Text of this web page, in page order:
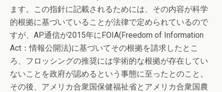
ます。この指針に記載されるためには、その内容が科学
的根拠に基づいていることが法律で定められているので
すが、AP通信が2015年にFOIA(Freedom of Information
Act：情報公開法)に基づいてその根拠を請求したとこ
ろ、フロッシングの推奨には学術的な根拠が存在してい
ないことを政府が認めるという事態に至ったとのこと。
その後、アメリカ合衆国保健福祉省とアメリカ合衆国農